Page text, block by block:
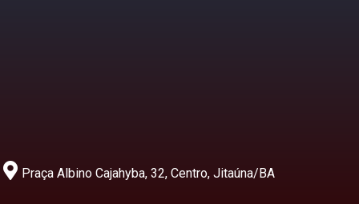
Praça Albino Cajahyba, 32, Centro, Jitaúna/BA